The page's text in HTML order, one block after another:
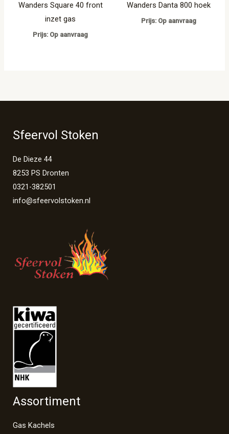
Wanders Square 40 front
inzet gas
Prijs: Op aanvraag
Wanders Danta 800 hoek
Prijs: Op aanvraag
Sfeervol Stoken
De Dieze 44
8253 PS Dronten
0321-382501
info@sfeervolstoken.nl
Assortiment
Gas Kachels